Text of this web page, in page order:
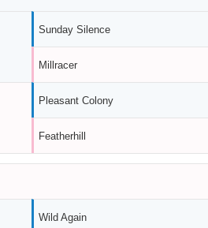
Sunday Silence
Millracer
Pleasant Colony
Featherhill
Wild Again